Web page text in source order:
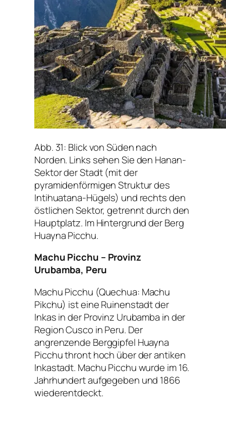
Abb. 31: Blick von Süden nach
Norden. Links sehen Sie den Hanan-
Sektor der Stadt (mit der
pyramidenförmigen Struktur des
Intihuatana-Hügels) und rechts den
östlichen Sektor, getrennt durch den
Hauptplatz. Im Hintergrund der Berg
Huayna Picchu.
Machu Picchu – Provinz
Urubamba, Peru
Machu Picchu (Quechua: Machu
Pikchu) ist eine Ruinenstadt der
Inkas in der Provinz Urubamba in der
Region Cusco in Peru. Der
angrenzende Berggipfel Huayna
Picchu thront hoch über der antiken
Inkastadt. Machu Picchu wurde im 16.
Jahrhundert aufgegeben und 1866
wiederentdeckt.